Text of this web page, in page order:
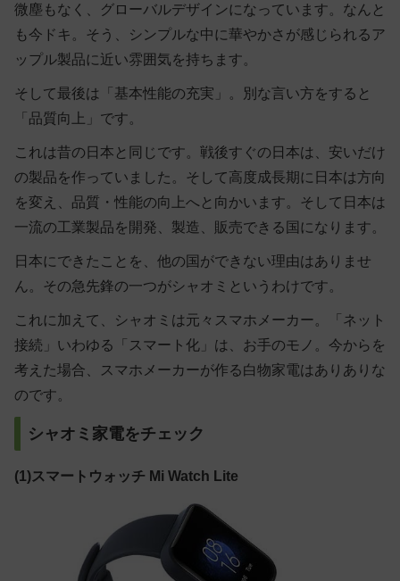
微塵もなく、グローバルデザインになっています。なんと
も今ドキ。そう、シンプルな中に華やかさが感じられるア
ップル製品に近い雰囲気を持ちます。
そして最後は「基本性能の充実」。別な言い方をすると
「品質向上」です。
これは昔の日本と同じです。戦後すぐの日本は、安いだけ
の製品を作っていました。そして高度成長期に日本は方向
を変え、品質・性能の向上へと向かいます。そして日本は
一流の工業製品を開発、製造、販売できる国になります。
日本にできたことを、他の国ができない理由はありませ
ん。その急先鋒の一つがシャオミというわけです。
これに加えて、シャオミは元々スマホメーカー。「ネット
接続」いわゆる「スマート化」は、お手のモノ。今からを
考えた場合、スマホメーカーが作る白物家電はありありな
のです。
シャオミ家電をチェック
(1)スマートウォッチ Mi Watch Lite